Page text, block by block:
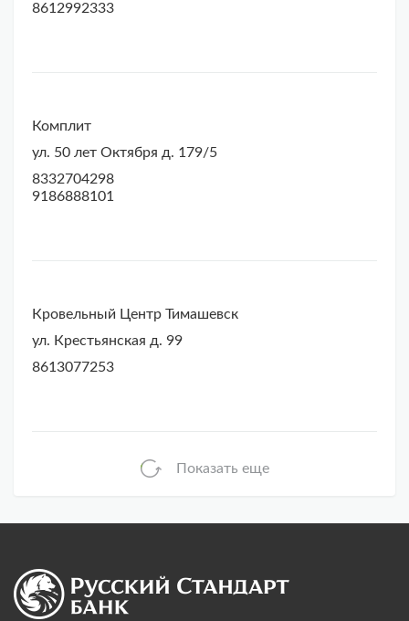
8612992333
Комплит
ул. 50 лет Октября д. 179/5
8332704298
9186888101
Кровельный Центр Тимашевск
ул. Крестьянская д. 99
8613077253
Показать еще